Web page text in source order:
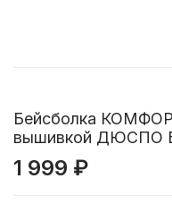
Бейсболка
вышивкой ДЮСПО
1 999 ₽